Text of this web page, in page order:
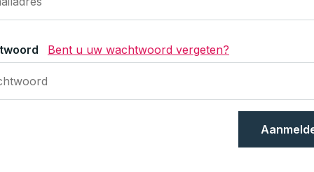
Bent u uw wachtwoord vergeten?